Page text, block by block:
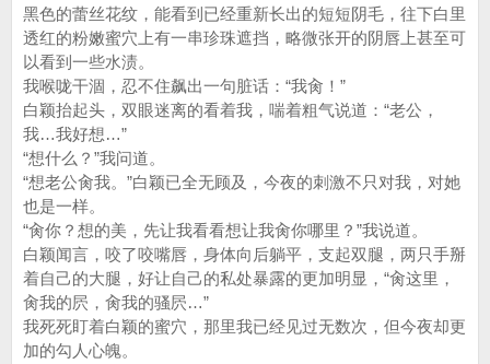
黑色的蕾丝花纹，能看到已经重新长出的短短阴毛，往下白里
透红的粉嫩蜜穴上有一串珍珠遮挡，略微张开的阴唇上甚至可
以看到一些水渍。
我喉咙干涸，忍不住飙出一句脏话：“我肏！”
白颖抬起头，双眼迷离的看着我，喘着粗气说道：“老公，
我…我好想…”
“想什么？”我问道。
“想老公肏我。”白颖已全无顾及，今夜的刺激不只对我，对她
也是一样。
“肏你？想的美，先让我看看想让我肏你哪里？”我说道。
白颖闻言，咬了咬嘴唇，身体向后躺平，支起双腿，两只手掰
着自己的大腿，好让自己的私处暴露的更加明显，“肏这里，
肏我的屄，肏我的骚屄…”
我死死盯着白颖的蜜穴，那里我已经见过无数次，但今夜却更
加的勾人心魄。